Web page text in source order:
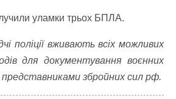
уламки трьох БПЛА.
поліції вживають всіх можливих
для документування воєнних
представниками збройних сил рф.